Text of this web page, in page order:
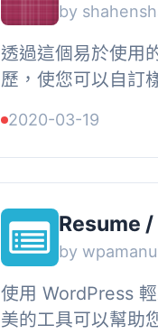
by
透過這個易於使用
歷，使您可以自訂
種色彩方案。, , 支
2020-03-19
Resume /
by
使用 WordPress
美的工具可以幫助